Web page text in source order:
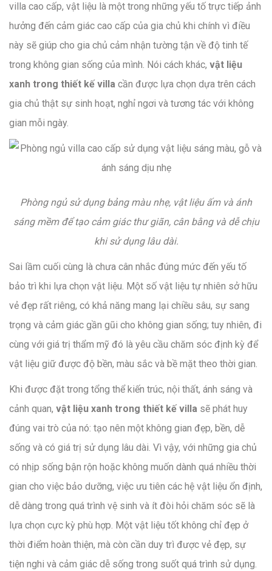
villa cao cấp, vật liệu là một trong những yếu tố trực tiếp ảnh
hưởng đến cảm giác cao cấp của gia chủ khi chính vì điều
này sẽ giúp cho gia chủ cảm nhận tường tận về độ tinh tế
trong không gian sống của mình. Nói cách khác, vật liệu
xanh trong thiết kế villa cần được lựa chọn dựa trên cách
gia chủ thật sự sinh hoạt, nghỉ ngơi và tương tác với không
gian mỗi ngày.
Phòng ngủ sử dụng bảng màu nhẹ, vật liệu ấm và ánh
sáng mềm để tạo cảm giác thư giãn, cân bằng và dễ chịu
khi sử dụng lâu dài.
Sai lầm cuối cùng là chưa cân nhắc đúng mức đến yếu tố
bảo trì khi lựa chọn vật liệu. Một số vật liệu tự nhiên sở hữu
vẻ đẹp rất riêng, có khả năng mang lại chiều sâu, sự sang
trọng và cảm giác gần gũi cho không gian sống; tuy nhiên, đi
cùng với giá trị thẩm mỹ đó là yêu cầu chăm sóc định kỳ để
vật liệu giữ được độ bền, màu sắc và bề mặt theo thời gian.
Khi được đặt trong tổng thể kiến trúc, nội thất, ánh sáng và
cảnh quan, vật liệu xanh trong thiết kế villa sẽ phát huy
đúng vai trò của nó: tạo nên một không gian đẹp, bền, dễ
sống và có giá trị sử dụng lâu dài. Vì vậy, với những gia chủ
có nhịp sống bận rộn hoặc không muốn dành quá nhiều thời
gian cho việc bảo dưỡng, việc ưu tiên các hệ vật liệu ổn định,
dễ dàng trong quá trình vệ sinh và ít đòi hỏi chăm sóc sẽ là
lựa chọn cực kỳ phù hợp. Một vật liệu tốt không chỉ đẹp ở
thời điểm hoàn thiện, mà còn cần duy trì được vẻ đẹp, sự
tiện nghi và cảm giác dễ sống trong suốt quá trình sử dụng.